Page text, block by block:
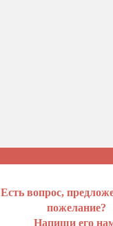
Есть вопрос,
пожелание?
Напиши его